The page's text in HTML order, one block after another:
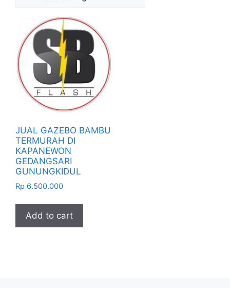
JUAL GAZEBO BAMBU
TERMURAH DI
KAPANEWON
GEDANGSARI
GUNUNGKIDUL
Rp 6.500.000
Add to cart